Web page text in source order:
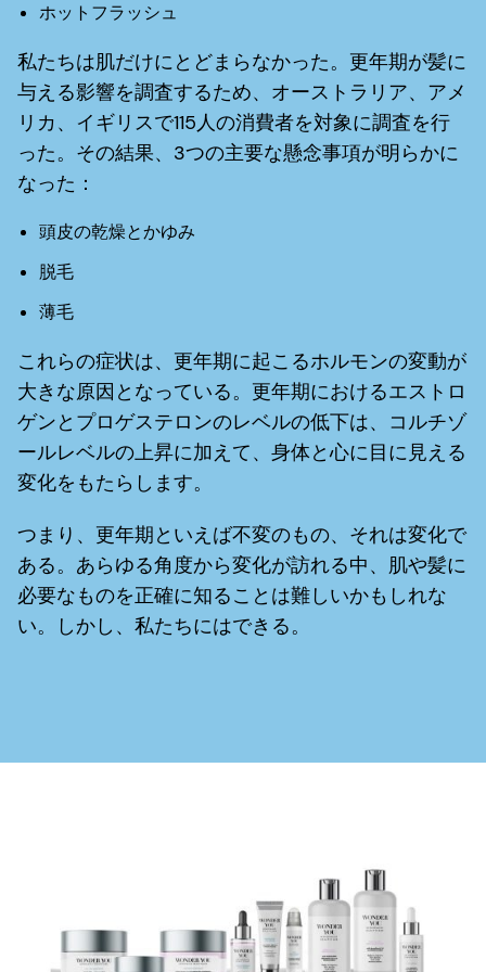
ホットフラッシュ
私たちは肌だけにとどまらなかった。更年期が髪に
与える影響を調査するため、オーストラリア、アメ
リカ、イギリスで115人の消費者を対象に調査を行
った。その結果、3つの主要な懸念事項が明らかに
なった：
頭皮の乾燥とかゆみ
脱毛
薄毛
これらの症状は、更年期に起こるホルモンの変動が
大きな原因となっている。更年期におけるエストロ
ゲンとプロゲステロンのレベルの低下は、コルチゾ
ールレベルの上昇に加えて、身体と心に目に見える
変化をもたらします。
つまり、更年期といえば不変のもの、それは変化で
ある。あらゆる角度から変化が訪れる中、肌や髪に
必要なものを正確に知ることは難しいかもしれな
い。しかし、私たちにはできる。